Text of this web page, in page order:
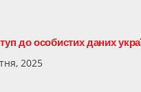
до особистих даних
2025